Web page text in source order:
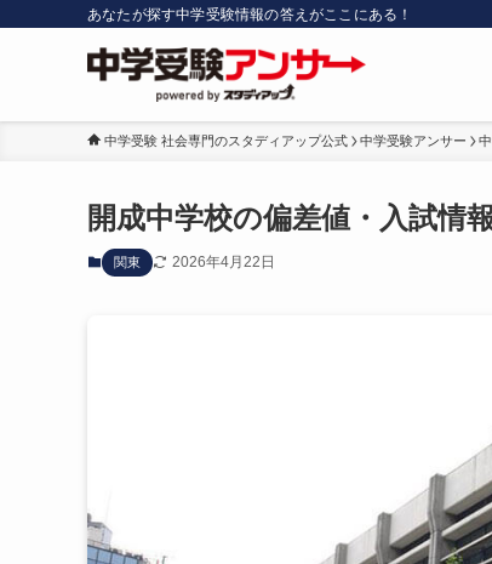
あなたが探す中学受験情報の答えがここにある！
中学受験 社会専門のスタディアップ公式 中学受験アンサー
開成中学校の偏差値・入試情報
関東 2026年4月22日